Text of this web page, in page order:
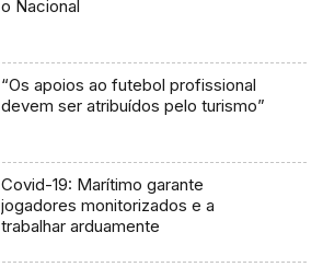
o Nacional
“Os apoios ao futebol profissional
devem ser atribuídos pelo turismo”
Covid-19: Marítimo garante
jogadores monitorizados e a
trabalhar arduamente